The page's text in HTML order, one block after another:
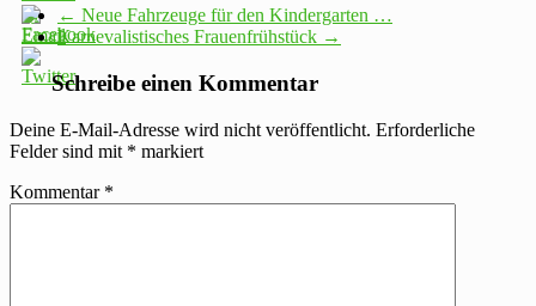
← Neue Fahrzeuge für den Kindergarten …
Karnevalistisches Frauenfrühstück →
Schreibe einen Kommentar
Deine E-Mail-Adresse wird nicht veröffentlicht. Erforderliche
Felder sind mit * markiert
Kommentar *